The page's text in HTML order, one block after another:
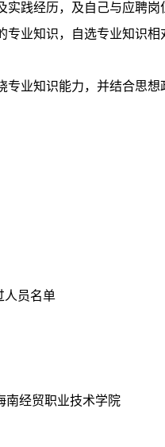
实践经历，及自己与应聘
专业知识，自选专业知识相
专业知识能力，并结合思
人员名单
南经贸职业技术学院